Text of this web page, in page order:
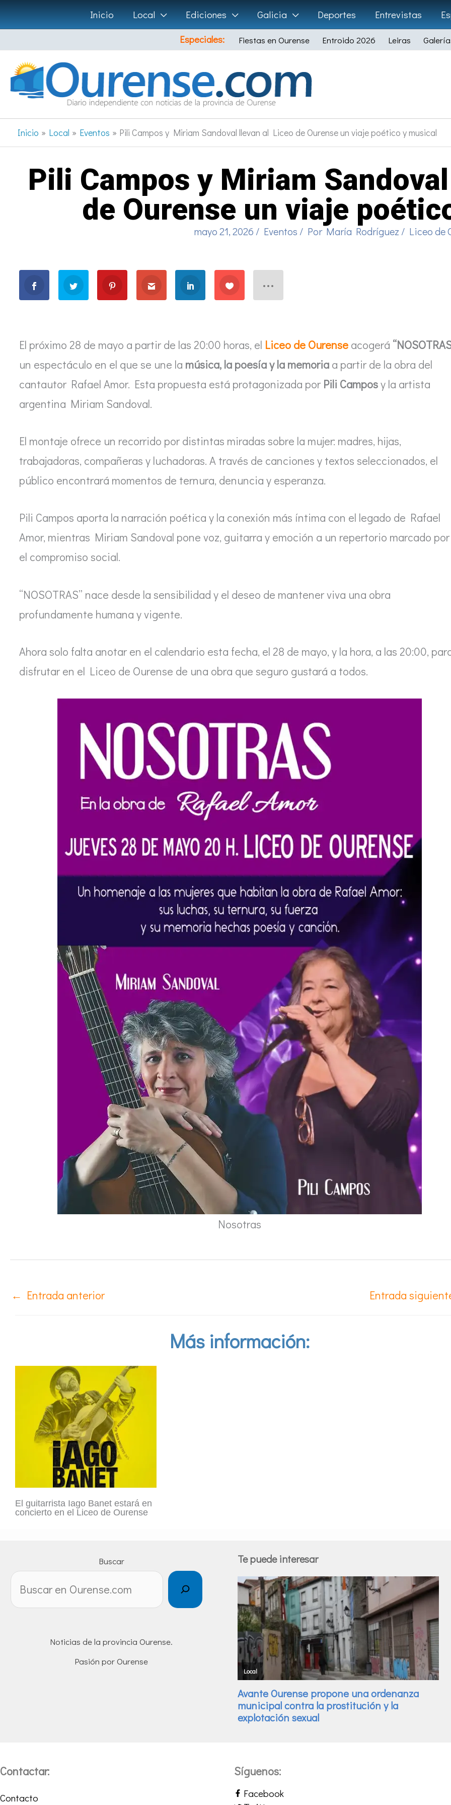
Ir
al
contenido
Inicio Local Ediciones Galicia Deportes Entrevistas
Especiales:
Fiestas en Ourense Entroido 2026 Leiras
Inicio Local Eventos Pili Campos y Miriam Sandoval llevan al Liceo de Ourense un viaje poético y musical
Pili Campos y Miriam
de Ourense un viaje
mayo 21, 2026 / Eventos / Por María Rodríguez / Liceo de
El próximo 28 de mayo a partir de las 20:00 horas, el Liceo de Ourense acogerá
un espectáculo en el que se une la música, la poesía y la memoria a partir de la obra del
cantautor Rafael Amor. Esta propuesta está protagonizada por Pili Camposy la artista
argentina Miriam Sandoval.
El montaje ofrece un recorrido por distintas miradas sobre la mujer: madres, hijas,
trabajadoras, compañeras y luchadoras. A través de canciones y textos seleccionados, el
público encontrará momentos de ternura, denuncia y esperanza.
Pili Campos aporta la narración poética y la conexión más íntima con el legado de Rafael
Amor, mientras Miriam Sandoval pone voz, guitarra y emoción a un repertorio marcado por
el compromiso social.
“NOSOTRAS” nace desde la sensibilidad y el deseo de mantener viva una obra
profundamente humana y vigente.
Ahora solo falta anotar en el calendario esta fecha, el 28 de mayo, y la hora, a las 20:00,
disfrutar en el Liceo de Ourense de una obra que seguro gustará a todos.
Nosotras
← Entrada anterior Entrada
Más información:
El guitarrista Iago Banet estará en
concierto en el Liceo de Ourense
Buscar
Noticias de la provincia Ourense.
Pasión por Ourense
Te puede interesar
Contactar:
Contacto
Síguenos:
Facebook